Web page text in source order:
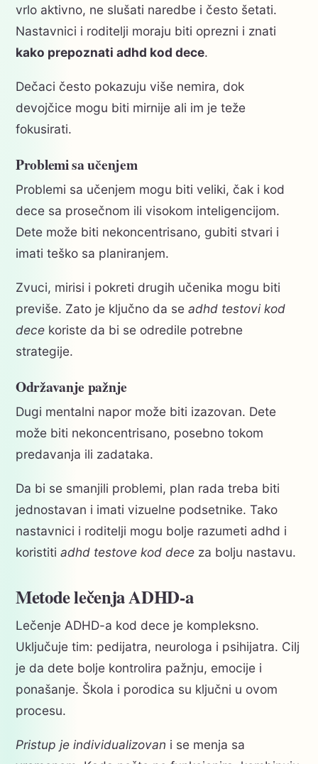
vrlo aktivno, ne slušati naredbe i često šetati.
Nastavnici i roditelji moraju biti oprezni i znati
kako prepoznati adhd kod dece.
Dečaci često pokazuju više nemira, dok
devojčice mogu biti mirnije ali im je teže
fokusirati.
Problemi sa učenjem
Problemi sa učenjem mogu biti veliki, čak i kod
dece sa prosečnom ili visokom inteligencijom.
Dete može biti nekoncentrisano, gubiti stvari i
imati teško sa planiranjem.
Zvuci, mirisi i pokreti drugih učenika mogu biti
previše. Zato je ključno da se adhd testovi kod
dece koriste da bi se odredile potrebne
strategije.
Održavanje pažnje
Dugi mentalni napor može biti izazovan. Dete
može biti nekoncentrisano, posebno tokom
predavanja ili zadataka.
Da bi se smanjili problemi, plan rada treba biti
jednostavan i imati vizuelne podsetnike. Tako
nastavnici i roditelji mogu bolje razumeti adhd i
koristiti adhd testove kod dece za bolju nastavu.
Metode lečenja ADHD-a
Lečenje ADHD-a kod dece je kompleksno.
Uključuje tim: pedijatra, neurologa i psihijatra. Cilj
je da dete bolje kontrolira pažnju, emocije i
ponašanje. Škola i porodica su ključni u ovom
procesu.
Pristup je individualizovan i se menja sa